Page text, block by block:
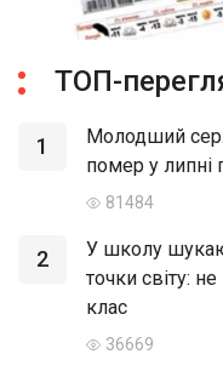
ТОП-
1
Молодший
помер у липні
81484
2
У школу
точки світу:
клас
36669